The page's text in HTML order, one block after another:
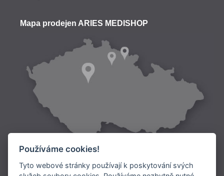
Mapa prodejen ARIES MEDISHOP
Používáme cookies!
Tyto webové stránky používají k poskytování svých